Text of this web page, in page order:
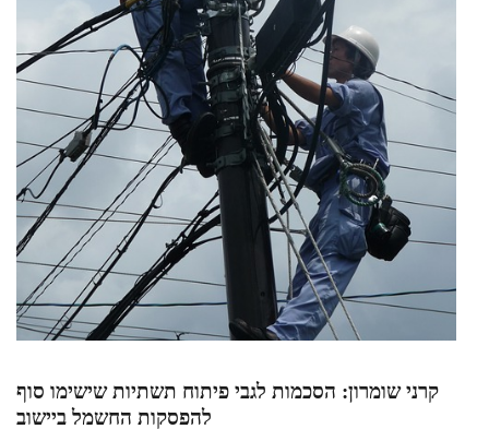
קרני שומרון: הסכמות לגבי פיתוח תשתיות שישימו סוף
להפסקות החשמל ביישוב